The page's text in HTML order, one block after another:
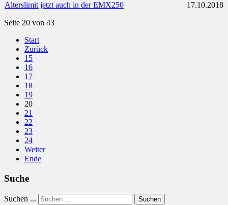
Alterslimit jetzt auch in der EMX250
17.10.2018
Seite 20 von 43
Start
Zurück
15
16
17
18
19
20
21
22
23
24
Weiter
Ende
Suche
Suchen ... Suchen